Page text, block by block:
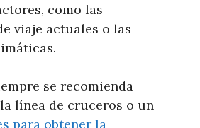
como las
viaje actuales o las
se recomienda
línea de cruceros o un
para obtener la